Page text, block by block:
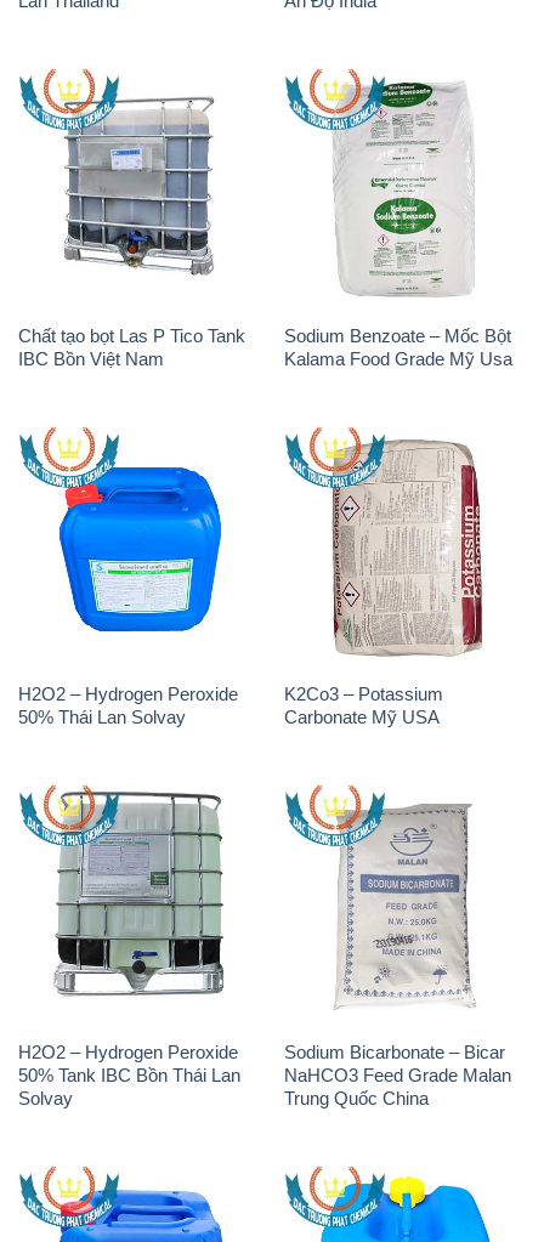
Chất tạo bọt Las P Tico Tank
IBC Bồn Việt Nam
Sodium Benzoate – Mốc Bột
Kalama Food Grade Mỹ Usa
H2O2 – Hydrogen Peroxide
50% Thái Lan Solvay
K2Co3 – Potassium
Carbonate Mỹ USA
H2O2 – Hydrogen Peroxide
50% Tank IBC Bồn Thái Lan
Solvay
Sodium Bicarbonate – Bicar
NaHCO3 Feed Grade Malan
Trung Quốc China